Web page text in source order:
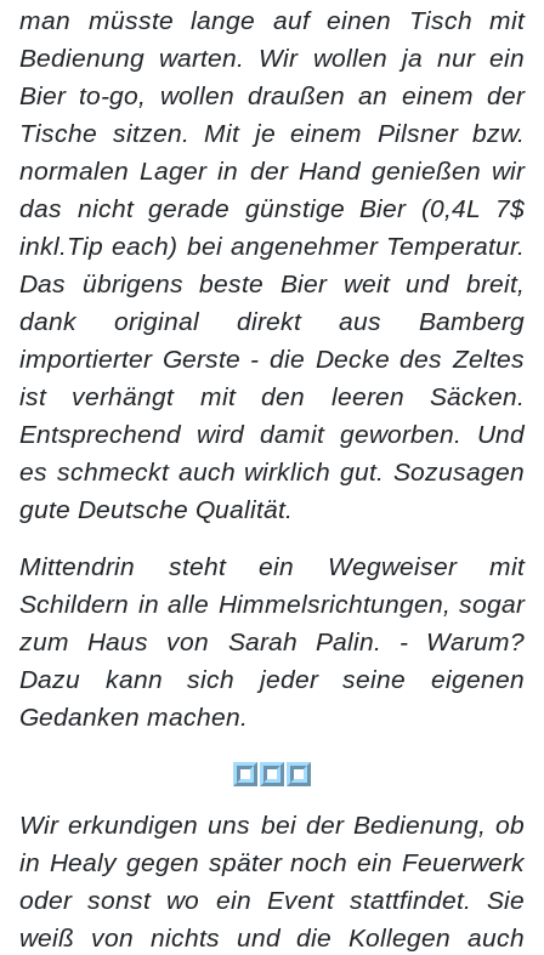
man müsste lange auf einen Tisch mit
Bedienung warten. Wir wollen ja nur ein
Bier to-go, wollen draußen an einem der
Tische sitzen. Mit je einem Pilsner bzw.
normalen Lager in der Hand genießen wir
das nicht gerade günstige Bier (0,4L 7$
inkl.Tip each) bei angenehmer Temperatur.
Das übrigens beste Bier weit und breit,
dank original direkt aus Bamberg
importierter Gerste - die Decke des Zeltes
ist verhängt mit den leeren Säcken.
Entsprechend wird damit geworben. Und
es schmeckt auch wirklich gut. Sozusagen
gute Deutsche Qualität.
Mittendrin steht ein Wegweiser mit
Schildern in alle Himmelsrichtungen, sogar
zum Haus von Sarah Palin. - Warum?
Dazu kann sich jeder seine eigenen
Gedanken machen.
Wir erkundigen uns bei der Bedienung, ob
in Healy gegen später noch ein Feuerwerk
oder sonst wo ein Event stattfindet. Sie
weiß von nichts und die Kollegen auch